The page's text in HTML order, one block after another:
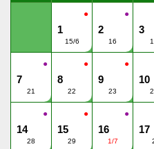
●
1
15/6
●
2
16
3
●
7
21
●
8
22
●
9
23
10
●
14
28
●
15
29
●
16
1/7
17